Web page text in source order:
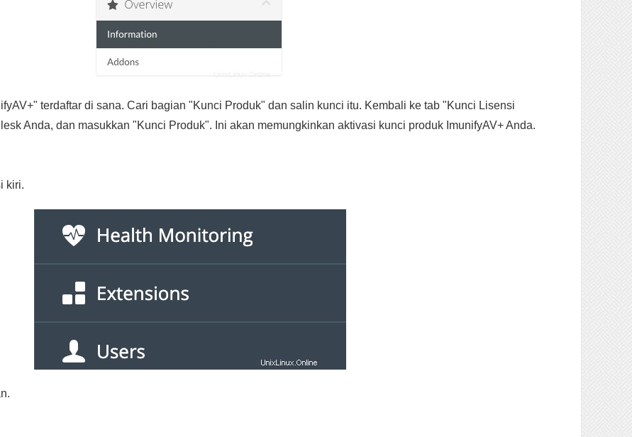
terdaftar di sana. Cari bagian "Kunci Produk" dan salin kunci itu. Kembali ke tab "Kunci Lisensi
Anda, dan masukkan "Kunci Produk". Ini akan memungkinkan aktivasi kunci produk ImunifyAV+ Anda.
kiri.